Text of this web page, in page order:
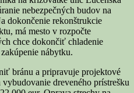
nebezpečných budov na
dokončenie rekonštrukcie
má mesto v rozpočte
chce dokončiť chladenie
nábytku.
bránu a pripravuje projektové
dreveného prístrešku